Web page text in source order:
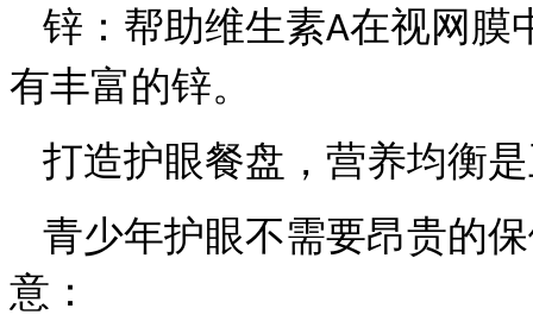
锌：帮助维生素A在视网膜
有丰富的锌。
打造护眼餐盘，营养均衡
青少年护眼不需要昂贵的
意：